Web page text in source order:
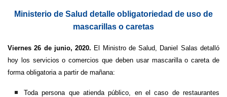
Ministerio de Salud detalle obligatoriedad de uso de
mascarillas o caretas
Viernes 26 de junio, 2020. El Ministro de Salud, Daniel Salas detalló
hoy los servicios o comercios que deben usar mascarilla o careta de
forma obligatoria a partir de mañana:
Toda persona que atienda público, en el caso de restaurantes